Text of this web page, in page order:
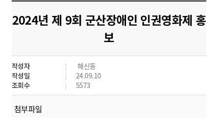
도
시
군
산
2024년 제 9회 군산장애인 인권영화제 홍
보
작성자
해신동
작성일
24.09.10
조회수
5573
첨부파일